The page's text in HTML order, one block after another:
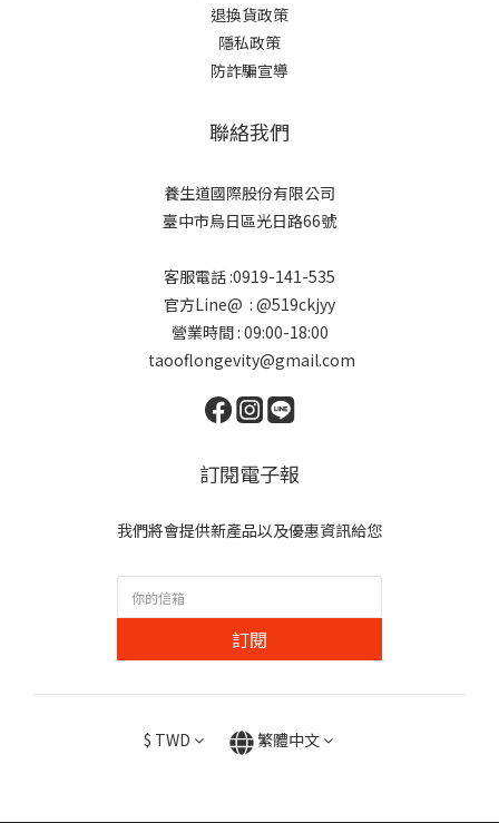
退換貨政策
隱私政策
防詐騙宣導
聯絡我們
養生道國際股份有限公司
臺中市烏日區光日路66號
客服電話 :0919-141-535
官方Line@ : @519ckjyy
營業時間 : 09:00-18:00
taooflongevity@gmail.com
訂閱電子報
我們將會提供新產品以及優惠資訊給您
訂閱
$ TWD 繁體中文